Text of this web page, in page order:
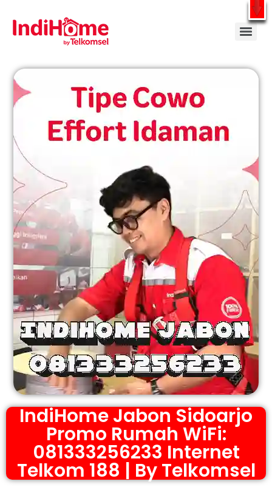
Gratis Pasang Dengan Bayar PDD2 | WiFi 200Rb an By Telkomsel
IndiHome Jabon Sidoarjo
Promo Rumah WiFi:
081333256233 Internet
Telkom 188 | By Telkomsel